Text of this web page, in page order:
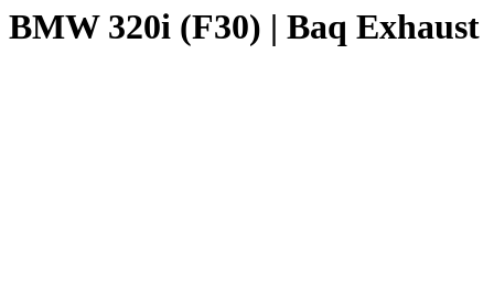
BMW 320i (F30) | Baq Exhaust